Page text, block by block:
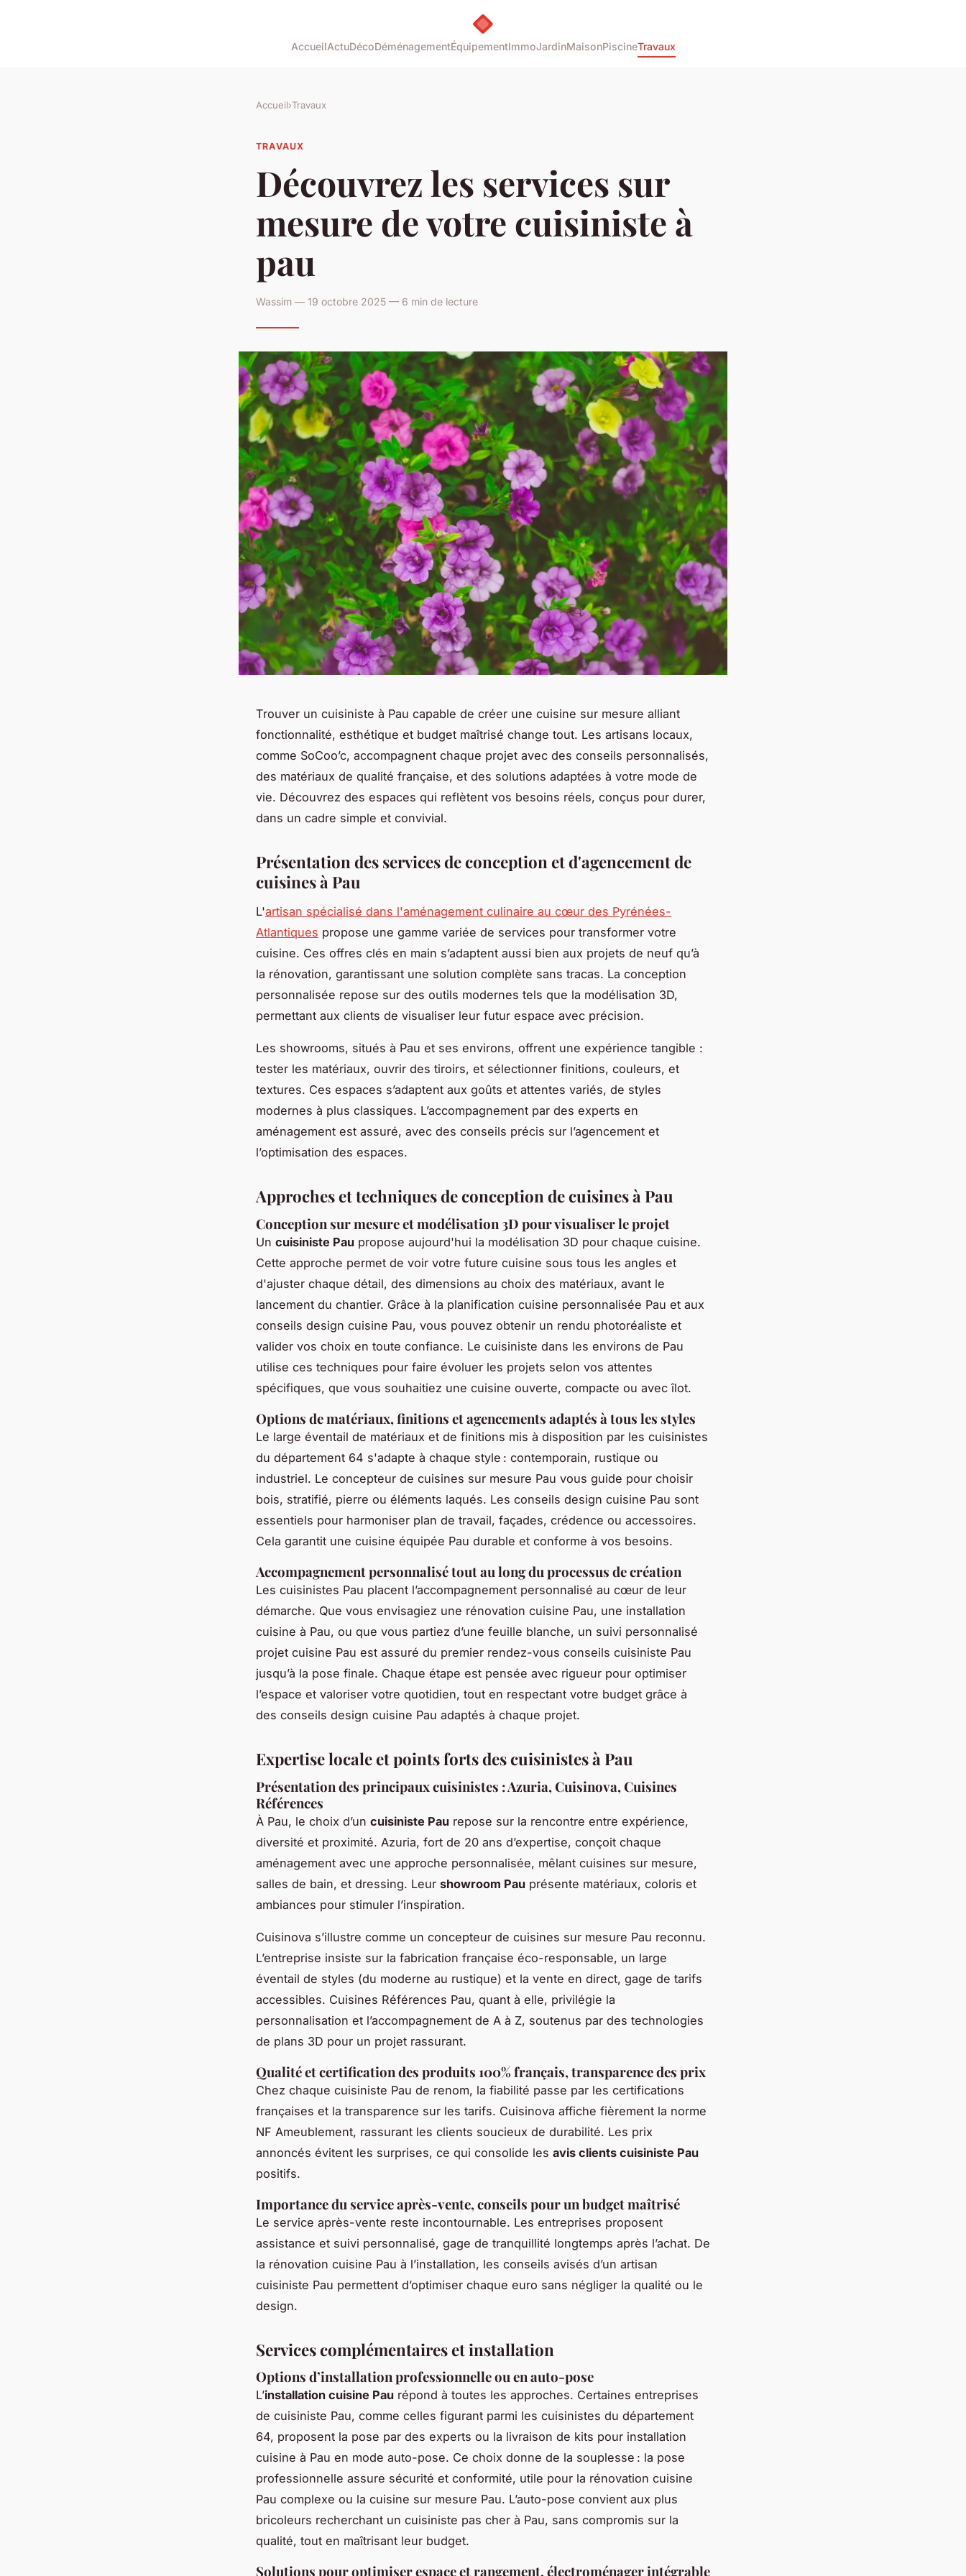
AccueilActuDécoDéménagementÉquipementImmoJardinMaisonPiscineTravaux
Accueil›Travaux
TRAVAUX
Découvrez les services sur
mesure de votre cuisiniste à
pau
Wassim — 19 octobre 2025 — 6 min de lecture
Trouver un cuisiniste à Pau capable de créer une cuisine sur mesure alliant
fonctionnalité, esthétique et budget maîtrisé change tout. Les artisans locaux,
comme SoCoo’c, accompagnent chaque projet avec des conseils personnalisés,
des matériaux de qualité française, et des solutions adaptées à votre mode de
vie. Découvrez des espaces qui reflètent vos besoins réels, conçus pour durer,
dans un cadre simple et convivial.
Présentation des services de conception et d'agencement de
cuisines à Pau
L'artisan spécialisé dans l'aménagement culinaire au cœur des Pyrénées-
Atlantiques propose une gamme variée de services pour transformer votre
cuisine. Ces offres clés en main s’adaptent aussi bien aux projets de neuf qu’à
la rénovation, garantissant une solution complète sans tracas. La conception
personnalisée repose sur des outils modernes tels que la modélisation 3D,
permettant aux clients de visualiser leur futur espace avec précision.
Les showrooms, situés à Pau et ses environs, offrent une expérience tangible :
tester les matériaux, ouvrir des tiroirs, et sélectionner finitions, couleurs, et
textures. Ces espaces s’adaptent aux goûts et attentes variés, de styles
modernes à plus classiques. L’accompagnement par des experts en
aménagement est assuré, avec des conseils précis sur l’agencement et
l’optimisation des espaces.
Approches et techniques de conception de cuisines à Pau
Conception sur mesure et modélisation 3D pour visualiser le projet
Un cuisiniste Pau propose aujourd'hui la modélisation 3D pour chaque cuisine.
Cette approche permet de voir votre future cuisine sous tous les angles et
d'ajuster chaque détail, des dimensions au choix des matériaux, avant le
lancement du chantier. Grâce à la planification cuisine personnalisée Pau et aux
conseils design cuisine Pau, vous pouvez obtenir un rendu photoréaliste et
valider vos choix en toute confiance. Le cuisiniste dans les environs de Pau
utilise ces techniques pour faire évoluer les projets selon vos attentes
spécifiques, que vous souhaitiez une cuisine ouverte, compacte ou avec îlot.
Options de matériaux, finitions et agencements adaptés à tous les styles
Le large éventail de matériaux et de finitions mis à disposition par les cuisinistes
du département 64 s'adapte à chaque style : contemporain, rustique ou
industriel. Le concepteur de cuisines sur mesure Pau vous guide pour choisir
bois, stratifié, pierre ou éléments laqués. Les conseils design cuisine Pau sont
essentiels pour harmoniser plan de travail, façades, crédence ou accessoires.
Cela garantit une cuisine équipée Pau durable et conforme à vos besoins.
Accompagnement personnalisé tout au long du processus de création
Les cuisinistes Pau placent l’accompagnement personnalisé au cœur de leur
démarche. Que vous envisagiez une rénovation cuisine Pau, une installation
cuisine à Pau, ou que vous partiez d’une feuille blanche, un suivi personnalisé
projet cuisine Pau est assuré du premier rendez-vous conseils cuisiniste Pau
jusqu’à la pose finale. Chaque étape est pensée avec rigueur pour optimiser
l’espace et valoriser votre quotidien, tout en respectant votre budget grâce à
des conseils design cuisine Pau adaptés à chaque projet.
Expertise locale et points forts des cuisinistes à Pau
Présentation des principaux cuisinistes : Azuria, Cuisinova, Cuisines
Références
À Pau, le choix d’un cuisiniste Pau repose sur la rencontre entre expérience,
diversité et proximité. Azuria, fort de 20 ans d’expertise, conçoit chaque
aménagement avec une approche personnalisée, mêlant cuisines sur mesure,
salles de bain, et dressing. Leur showroom Pau présente matériaux, coloris et
ambiances pour stimuler l’inspiration.
Cuisinova s’illustre comme un concepteur de cuisines sur mesure Pau reconnu.
L’entreprise insiste sur la fabrication française éco-responsable, un large
éventail de styles (du moderne au rustique) et la vente en direct, gage de tarifs
accessibles. Cuisines Références Pau, quant à elle, privilégie la
personnalisation et l’accompagnement de A à Z, soutenus par des technologies
de plans 3D pour un projet rassurant.
Qualité et certification des produits 100% français, transparence des prix
Chez chaque cuisiniste Pau de renom, la fiabilité passe par les certifications
françaises et la transparence sur les tarifs. Cuisinova affiche fièrement la norme
NF Ameublement, rassurant les clients soucieux de durabilité. Les prix
annoncés évitent les surprises, ce qui consolide les avis clients cuisiniste Pau
positifs.
Importance du service après-vente, conseils pour un budget maîtrisé
Le service après-vente reste incontournable. Les entreprises proposent
assistance et suivi personnalisé, gage de tranquillité longtemps après l’achat. De
la rénovation cuisine Pau à l’installation, les conseils avisés d’un artisan
cuisiniste Pau permettent d’optimiser chaque euro sans négliger la qualité ou le
design.
Services complémentaires et installation
Options d’installation professionnelle ou en auto-pose
L’installation cuisine Pau répond à toutes les approches. Certaines entreprises
de cuisiniste Pau, comme celles figurant parmi les cuisinistes du département
64, proposent la pose par des experts ou la livraison de kits pour installation
cuisine à Pau en mode auto-pose. Ce choix donne de la souplesse : la pose
professionnelle assure sécurité et conformité, utile pour la rénovation cuisine
Pau complexe ou la cuisine sur mesure Pau. L’auto-pose convient aux plus
bricoleurs recherchant un cuisiniste pas cher à Pau, sans compromis sur la
qualité, tout en maîtrisant leur budget.
Solutions pour optimiser espace et rangement, électroménager intégrable